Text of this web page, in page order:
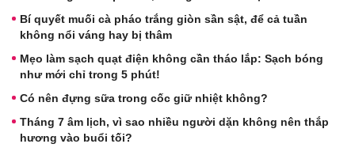
Bí quyết muối cà pháo trắng giòn sần sật, để cả tuần
không nổi váng hay bị thâm
Mẹo làm sạch quạt điện không cần tháo lắp: Sạch bóng
như mới chỉ trong 5 phút!
Có nên đựng sữa trong cốc giữ nhiệt không?
Tháng 7 âm lịch, vì sao nhiều người dặn không nên thắp
hương vào buổi tối?